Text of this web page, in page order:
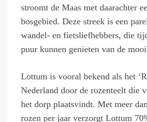
stroomt de Maas met daarachter
bosgebied. Deze streek is een
wandel- en fietsliefhebbers, die
puur kunnen genieten van de
Lottum is vooral bekend als het
Nederland door de rozenteelt die
het dorp plaatsvindt. Met meer
rozen per jaar verzorgt Lottum